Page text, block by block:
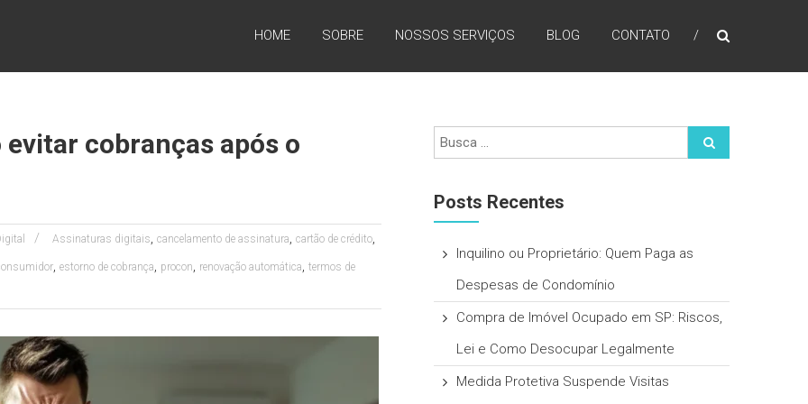
HOME SOBRE NOSSOS SERVIÇOS BLOG CONTATO
cobranças após o
Assinaturas digitais, cancelamento de assinatura, cartão de crédito,
, estorno de cobrança, procon, renovação automática, termos de
Posts Recentes
Inquilino ou Proprietário: Quem Paga as
Despesas de Condomínio
Compra de Imóvel Ocupado em SP: Riscos,
Lei e Como Desocupar Legalmente
Medida Protetiva Suspende Visitas